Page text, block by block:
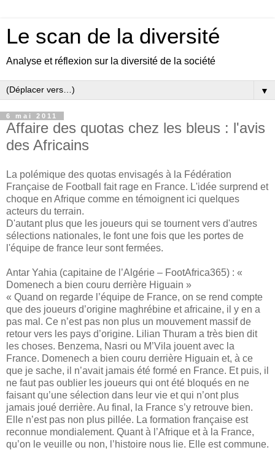
Le scan de la diversité
Analyse et réflexion sur la diversité de la société
▼
6 mai 2011
Affaire des quotas chez les bleus : l'avis
des Africains
La polémique des quotas envisagés à la Fédération
Française de Football fait rage en France. L'idée surprend et
choque en Afrique comme en témoignent ici quelques
acteurs du terrain.
D'autant plus que les joueurs qui se tournent vers d'autres
sélections nationales, le font une fois que les portes de
l'équipe de france leur sont fermées.
Antar Yahia (capitaine de l’Algérie – FootAfrica365) : «
Domenech a bien couru derrière Higuain »
« Quand on regarde l’équipe de France, on se rend compte
que des joueurs d’origine maghrébine et africaine, il y en a
pas mal. Ce n’est pas non plus un mouvement massif de
retour vers les pays d’origine. Lilian Thuram a très bien dit
les choses. Benzema, Nasri ou M’Vila jouent avec la
France. Domenech a bien couru derrière Higuain et, à ce
que je sache, il n’avait jamais été formé en France. Et puis, il
ne faut pas oublier les joueurs qui ont été bloqués en ne
faisant qu’une sélection dans leur vie et qui n’ont plus
jamais joué derrière. Au final, la France s’y retrouve bien.
Elle n’est pas non plus pillée. La formation française est
reconnue mondialement. Quant à l’Afrique et à la France,
qu’on le veuille ou non, l’histoire nous lie. Elle est commune.